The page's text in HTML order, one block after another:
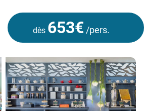
dès 653€ /pers.